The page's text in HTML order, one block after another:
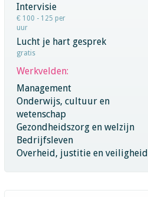
Intervisie
€ 100 - 125 per
uur
Lucht je hart gesprek
gratis
Werkvelden:
Management
Onderwijs, cultuur en
wetenschap
Gezondheidszorg en welzijn
Bedrijfsleven
Overheid, justitie en veiligheid